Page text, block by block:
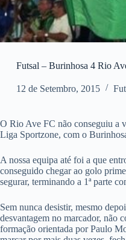
Futsal – Burinhosa 4 Rio
12 de Setembro, 2015
O Rio Ave FC não conseguiu a
Liga Sportzone, com o
A nossa equipa até foi a que
conseguido chegar ao golo
segurar, terminando a 1ª parte
Sem nunca desistir, mesmo
desvantagem no marcador, não
formação orientada por Paulo